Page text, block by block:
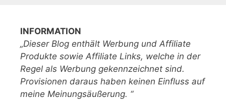
INFORMATION
„Dieser Blog enthält Werbung und Affiliate
Produkte sowie Affiliate Links, welche in der
Regel als Werbung gekennzeichnet sind.
Provisionen daraus haben keinen Einfluss auf
meine Meinungsäußerung. “